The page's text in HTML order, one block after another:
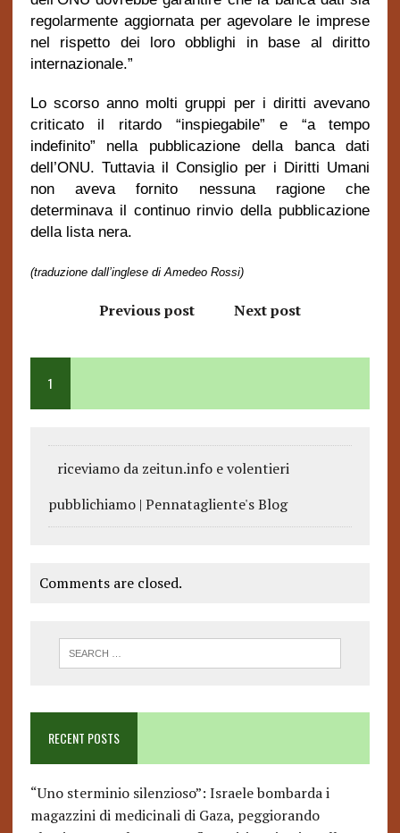
regolarmente aggiornata per agevolare le imprese
nel rispetto dei loro obblighi in base al diritto
internazionale.”
Lo scorso anno molti gruppi per i diritti avevano
criticato il ritardo “inspiegabile” e “a tempo
indefinito” nella pubblicazione della banca dati
dell’ONU. Tuttavia il Consiglio per i Diritti Umani
non aveva fornito nessuna ragione che
determinava il continuo rinvio della pubblicazione
della lista nera.
(traduzione dall’inglese di Amedeo Rossi)
Previous post Next post
1
riceviamo da zeitun.info e volentieri
pubblichiamo | Pennatagliente's Blog
Comments are closed.
RECENT POSTS
“Uno sterminio silenzioso”: Israele bombarda i
magazzini di medicinali di Gaza, peggiorando